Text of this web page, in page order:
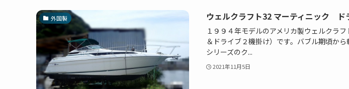
外国製 ウェルクラフト32 マーティニック ド
１９９４年モデルのアメリカ製ウェルクラ
＆ドライブ２機掛け）です。バブル期頃か
シリーズのク...
2021年11月5日